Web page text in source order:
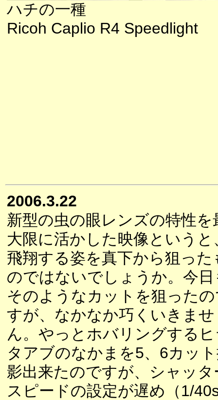
ハチの一種
Ricoh Caplio R4 Speedlight
2006.3.22
新型の虫の眼レンズの特性を
大限に活かした映像というと
飛翔する姿を真下から狙った
のではないでしょうか。今日
そのようなカットを狙った
すが、なかなか巧くいきませ
ん。やっとホバリングする
タアブのなかまを5、6カッ
影出来たのですが、シャッタ
スピードの設定が遅め（1/